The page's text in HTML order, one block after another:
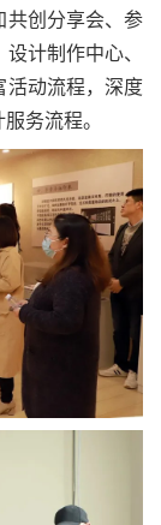
共创分享会、参
计制作中心、
活动流程，深度
务流程。